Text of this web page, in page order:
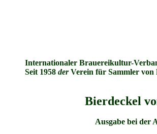
Internationaler Brauereikultur-
Seit 1958 derVerein für Sammler von
Bierdeckel
Ausgabe bei der